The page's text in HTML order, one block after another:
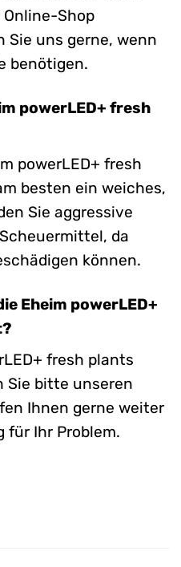
Shop
uns gerne, wenn
benötigen.
powerLED+ fresh
powerLED+ fresh
besten ein weiches,
Sie aggressive
da
können.
Eheim powerLED+
fresh plants
Sie bitte unseren
Ihnen gerne weiter
für Ihr Problem.